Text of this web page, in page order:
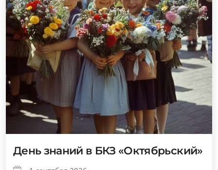
День знаний в БКЗ «Октябрьский»